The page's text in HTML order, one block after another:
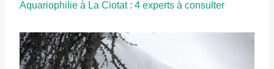
Aquariophilie à La Ciotat : 4 experts à consulter